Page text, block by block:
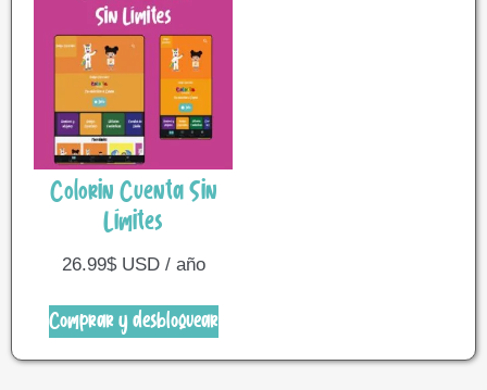
Colorin Cuenta Sin
Límites
26.99$USD / año
Comprar y desbloquear